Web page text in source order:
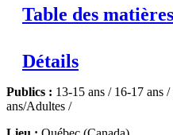
Table des matières
Détails
Publics : 13-15 ans / 16-17 ans
ans/Adultes /